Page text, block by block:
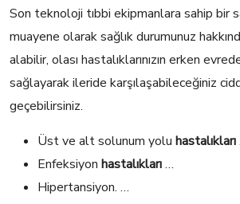
Son teknoloji tıbbi ekipmanlara sahip bir
muayene olarak sağlık durumunuz
alabilir, olası hastalıklarınızın erken
sağlayarak ileride karşılaşabileceğiniz
geçebilirsiniz.
Üst ve alt solunum yolu hastalıkları
Enfeksiyon hastalıkları…
Hipertansiyon. …